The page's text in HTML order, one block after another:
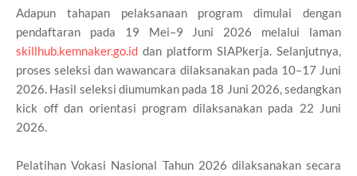
Adapun tahapan pelaksanaan program dimulai dengan
pendaftaran pada 19 Mei–9 Juni 2026 melalui laman
skillhub.kemnaker.go.id dan platform SIAPkerja. Selanjutnya,
proses seleksi dan wawancara dilaksanakan pada 10–17 Juni
2026. Hasil seleksi diumumkan pada 18 Juni 2026, sedangkan
kick off dan orientasi program dilaksanakan pada 22 Juni
2026.
Pelatihan Vokasi Nasional Tahun 2026 dilaksanakan secara